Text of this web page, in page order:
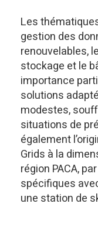
Les
gestion des
renouvelables,
stockage et le
importance
solutions
modestes,
situations de
également
Grids à la
région PACA,
spécifiques
une station de